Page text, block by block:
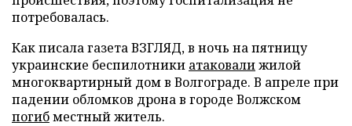
потребовалась.
Как писала газета ВЗГЛЯД, в ночь на пятницу
украинские беспилотники атаковалижилой
многоквартирный дом в Волгограде. В апреле при
падении обломков дрона в городе Волжском
погибместный житель.